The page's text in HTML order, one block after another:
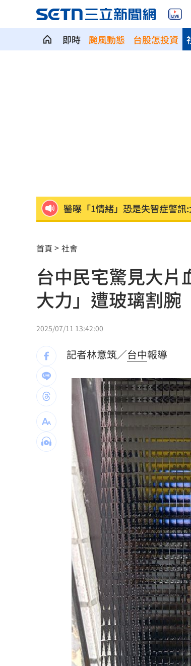
即時 颱風動態 台股怎投資
醫曝「1情緒」恐是失智症警訊
以AI對抗AI！北富銀組金融業防
肉搜黃爸慘了！惹毛輝達下場曝
川普簽行政命令！限出生公民權
王凱靈堂照惹淚 竟是「送媽媽
新／國道事故！車卡匝道…駕駛
國道傳嚴重事故！2車碰撞「
盤前／台指夜盤彈285點 台股
美股多收黑！道瓊跌464點 費
今迎立秋！「5星座、5生肖」
白海豚恐發陸警？專家曝暴風
網紅肥大叔猝逝！網淚：一直
台灣彩券開獎直播中 20:31
LIVE三立+24小時直播 15:27
三立iNEWS新聞台線上直播
理想混蛋號召粉絲跨海追星吃
首頁 社會
台中民宅驚見大
大力」遭玻璃割腕
2025/07/11 13:42:00
記者林意筑／台中報導